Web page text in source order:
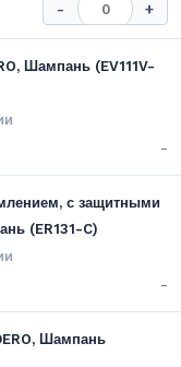
- +
Шампань (EV111V-
-
с защитными
(ER131-C)
-
Шампань